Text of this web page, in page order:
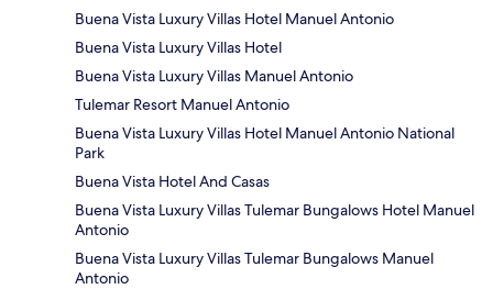
Buena Vista Luxury Villas Hotel Manuel Antonio
Buena Vista Luxury Villas Hotel
Buena Vista Luxury Villas Manuel Antonio
Tulemar Resort Manuel Antonio
Buena Vista Luxury Villas Hotel Manuel Antonio National
Park
Buena Vista Hotel And Casas
Buena Vista Luxury Villas Tulemar Bungalows Hotel Manuel
Antonio
Buena Vista Luxury Villas Tulemar Bungalows Manuel
Antonio